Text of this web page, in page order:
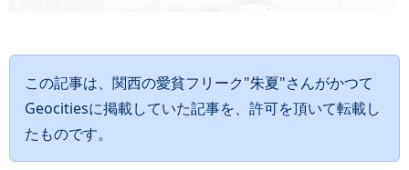
この記事は、関西の愛貧フリーク"朱夏"さんがかつて
Geocitiesに掲載していた記事を、許可を頂いて転載し
たものです。